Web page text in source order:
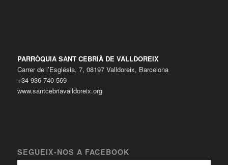
PARRÒQUIA SANT CEBRIÀ DE VALLDOREIX
Carrer de l’Església, 7, 08197 Valldoreix, Barcelona
+34 936 740 569
www.santcebriavalldoreix.org
SEGUEIX-NOS A FACEBOOK